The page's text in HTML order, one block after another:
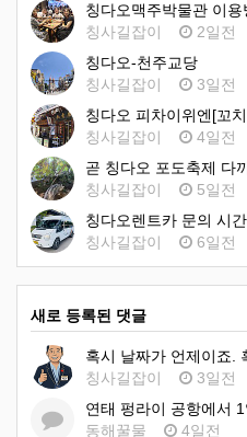
칭다오맥주박물관 이용
칭사길잡이
2일전
칭다오-천주교당
칭사길잡이
3일전
칭다오 피차이위엔[꼬
칭사길잡이
4일전
곧 칭다오 포도축제 다
칭사길잡이
5일전
칭다오렌트카 문의 시간
칭사길잡이
6일전
새로 등록된 댓글
칭사길잡이
3일전
동해꿀물
4일전